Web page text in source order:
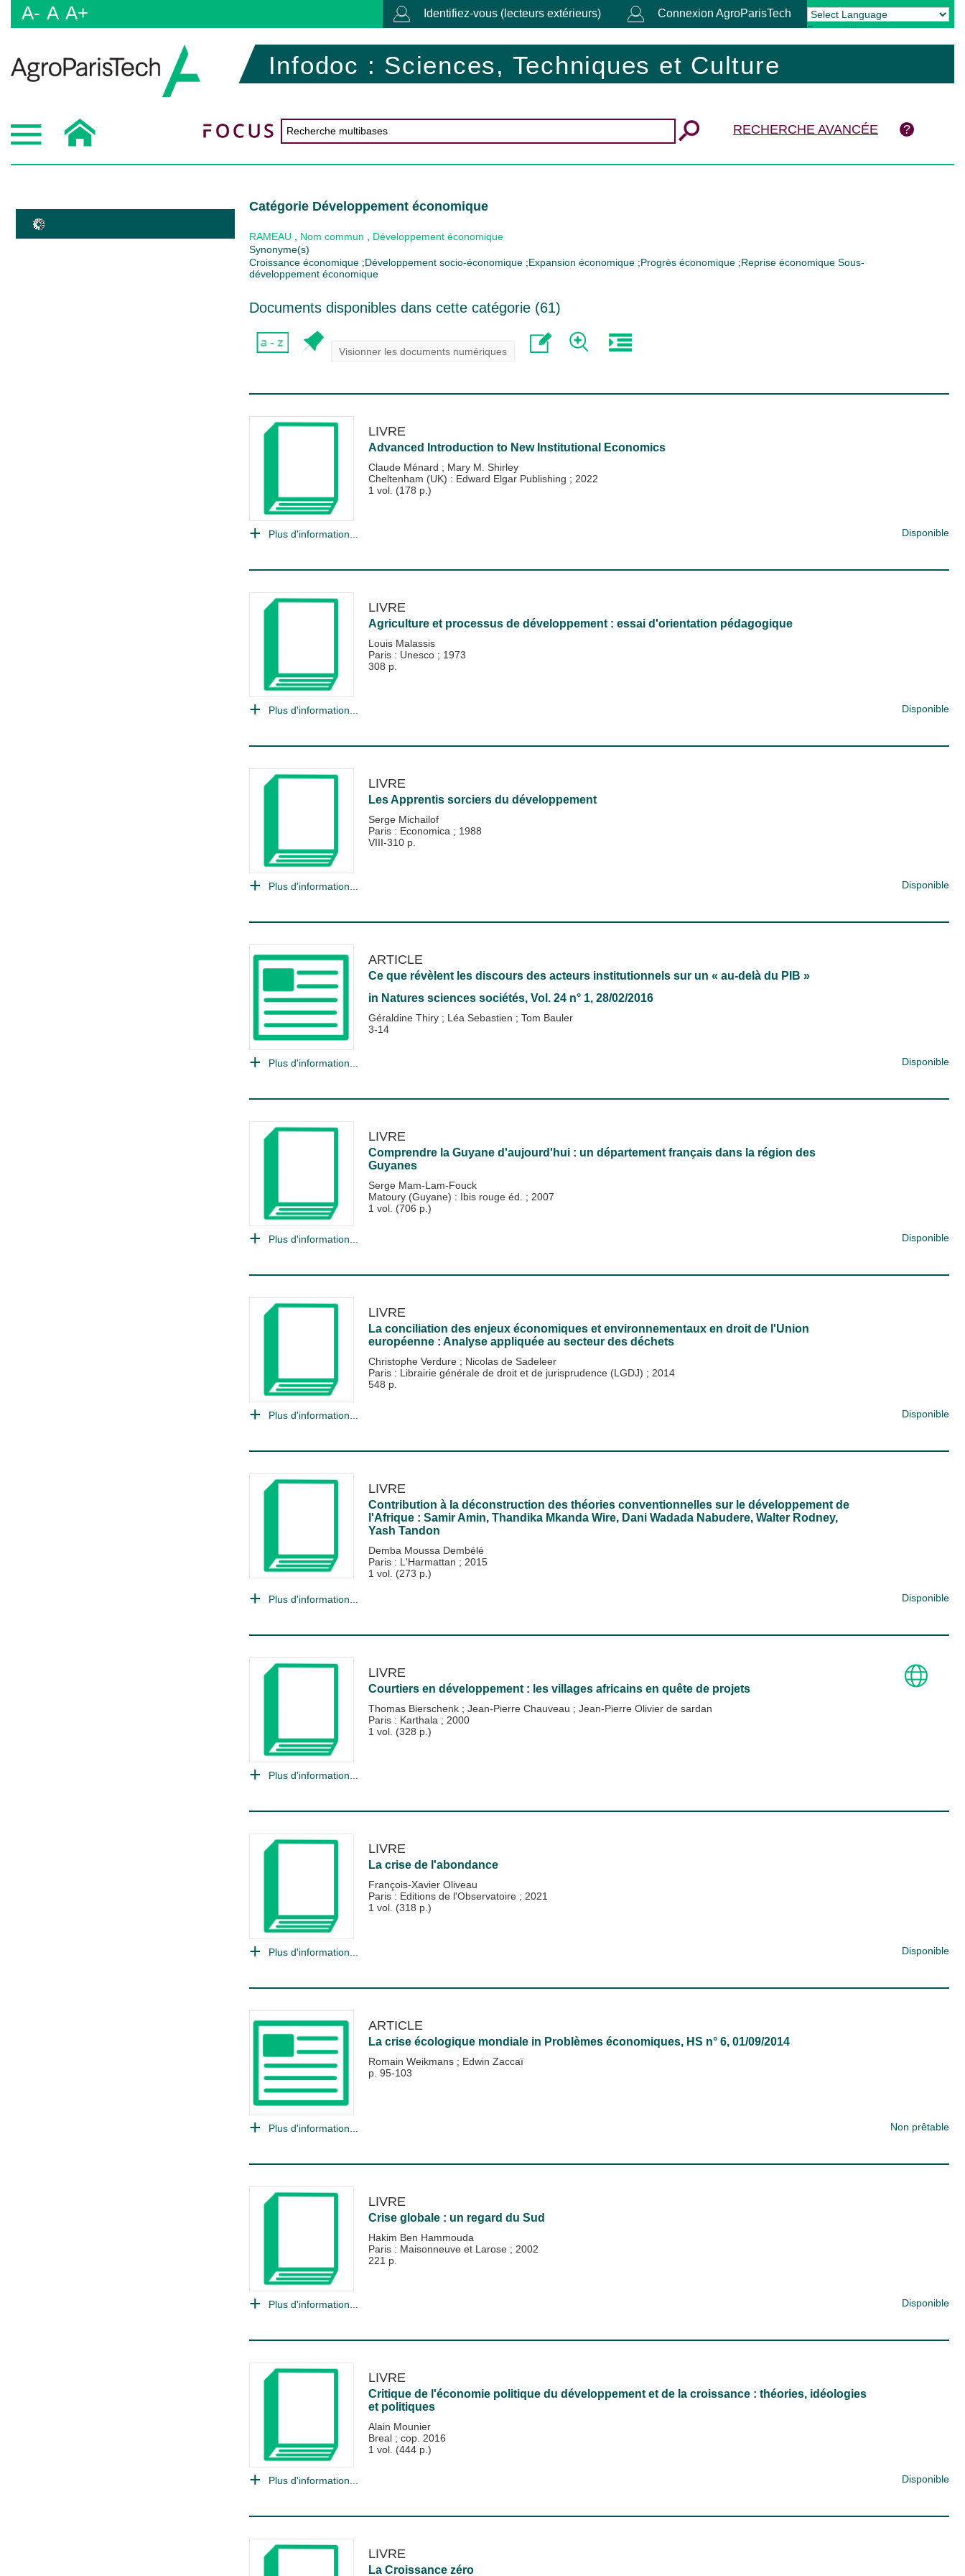
A- A A+ Identifiez-vous (lecteurs extérieurs) Connexion AgroParisTech
Powered by Translate
Infodoc : Sciences, Techniques et Culture
RECHERCHE AVANCÉE
Catégorie Développement économique
RAMEAU Nom commun
Développement économique
Synonyme(s)
Croissance économique ;Développement socio-économique ;Expansion économique ;Progrès économique ;Reprise économique Sous-
développement économique
Documents disponibles dans cette catégorie (61)
Visionner les documents numériques
LIVRE
Advanced Introduction to New Institutional Economics
Claude Ménard ; Mary M. Shirley
Cheltenham (UK) : Edward Elgar Publishing ; 2022
1 vol. (178 p.)
Plus d'information... Disponible
LIVRE
Agriculture et processus de développement : essai d'orientation pédagogique
Louis Malassis
Paris : Unesco ; 1973
308 p.
Plus d'information... Disponible
LIVRE
Les Apprentis sorciers du développement
Serge Michailof
Paris : Economica ; 1988
VIII-310 p.
Plus d'information... Disponible
ARTICLE
Ce que révèlent les discours des acteurs institutionnels sur un « au-delà du PIB »
in Natures sciences sociétés, Vol. 24 n° 1, 28/02/2016
Géraldine Thiry ; Léa Sebastien ; Tom Bauler
3-14
Plus d'information... Disponible
LIVRE
Comprendre la Guyane d'aujourd'hui : un département français dans la région des
Guyanes
Serge Mam-Lam-Fouck
Matoury (Guyane) : Ibis rouge éd. ; 2007
1 vol. (706 p.)
Plus d'information... Disponible
LIVRE
La conciliation des enjeux économiques et environnementaux en droit de l'Union
européenne : Analyse appliquée au secteur des déchets
Christophe Verdure ; Nicolas de Sadeleer
Paris : Librairie générale de droit et de jurisprudence (LGDJ) ; 2014
548 p.
Plus d'information... Disponible
LIVRE
Contribution à la déconstruction des théories conventionnelles sur le développement de
l'Afrique : Samir Amin, Thandika Mkanda Wire, Dani Wadada Nabudere, Walter Rodney,
Yash Tandon
Demba Moussa Dembélé
Paris : L'Harmattan ; 2015
1 vol. (273 p.)
Plus d'information... Disponible
LIVRE
Courtiers en développement : les villages africains en quête de projets
Thomas Bierschenk ; Jean-Pierre Chauveau ; Jean-Pierre Olivier de sardan
Paris : Karthala ; 2000
1 vol. (328 p.)
Plus d'information...
LIVRE
La crise de l'abondance
François-Xavier Oliveau
Paris : Editions de l'Observatoire ; 2021
1 vol. (318 p.)
Plus d'information... Disponible
ARTICLE
La crise écologique mondiale in Problèmes économiques, HS n° 6, 01/09/2014
Romain Weikmans ; Edwin Zaccaï
p. 95-103
Plus d'information... Non prêtable
LIVRE
Crise globale : un regard du Sud
Hakim Ben Hammouda
Paris : Maisonneuve et Larose ; 2002
221 p.
Plus d'information... Disponible
LIVRE
Critique de l'économie politique du développement et de la croissance : théories, idéologies
et politiques
Alain Mounier
Breal ; cop. 2016
1 vol. (444 p.)
Plus d'information... Disponible
LIVRE
La Croissance zéro